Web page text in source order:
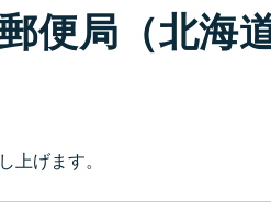
便局（北海道
上げます。